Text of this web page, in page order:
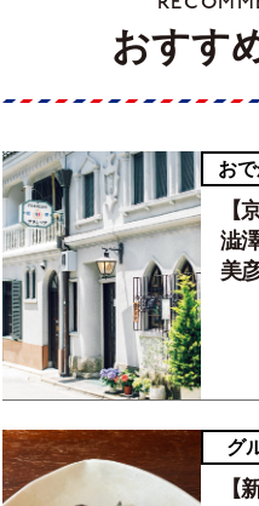
おすす
お
【
澁
美
グ
【